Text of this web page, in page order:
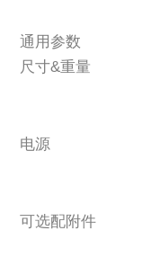
通用参数
尺寸&重量
电源
可选配附件